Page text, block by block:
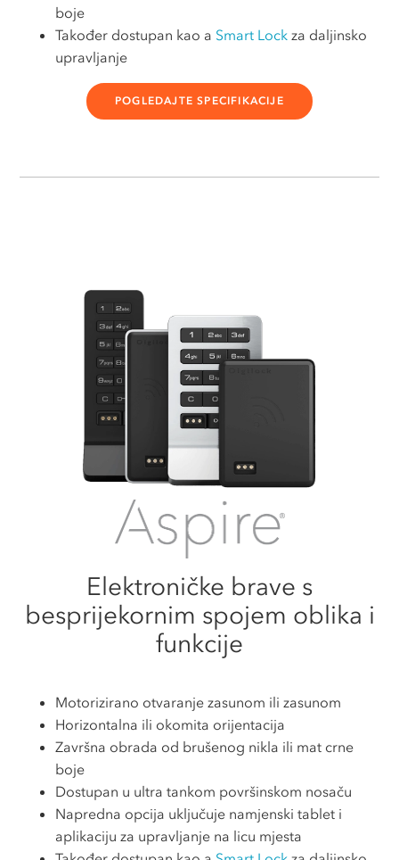
boje
Također dostupan kao a Smart Lock za daljinsko
upravljanje
POGLEDAJTE SPECIFIKACIJE
Elektroničke brave s
besprijekornim spojem oblika i
funkcije
Motorizirano otvaranje zasunom ili zasunom
Horizontalna ili okomita orijentacija
Završna obrada od brušenog nikla ili mat crne
boje
Dostupan u ultra tankom površinskom nosaču
Napredna opcija uključuje namjenski tablet i
aplikaciju za upravljanje na licu mjesta